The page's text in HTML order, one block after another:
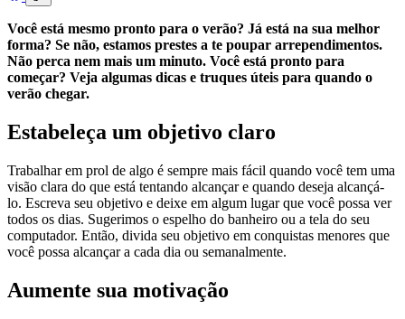
Você está mesmo pronto para o verão? Já está na sua melhor
forma? Se não, estamos prestes a te poupar arrependimentos.
Não perca nem mais um minuto. Você está pronto para
começar? Veja algumas dicas e truques úteis para quando o
verão chegar.
Estabeleça um objetivo claro
Trabalhar em prol de algo é sempre mais fácil quando você tem uma
visão clara do que está tentando alcançar e quando deseja alcançá-
lo. Escreva seu objetivo e deixe em algum lugar que você possa ver
todos os dias. Sugerimos o espelho do banheiro ou a tela do seu
computador. Então, divida seu objetivo em conquistas menores que
você possa alcançar a cada dia ou semanalmente.
Aumente sua motivação